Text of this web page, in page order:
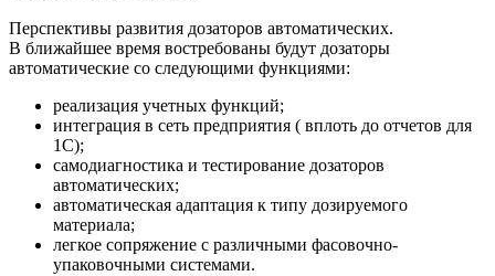
Перспективы развития дозаторов автоматических.
В ближайшее время востребованы будут дозаторы
автоматические со следующими функциями:
реализация учетных функций;
интеграция в сеть предприятия ( вплоть до отчетов для
1С);
самодиагностика и тестирование дозаторов
автоматических;
автоматическая адаптация к типу дозируемого
материала;
легкое сопряжение с различными фасовочно-
упаковочными системами.